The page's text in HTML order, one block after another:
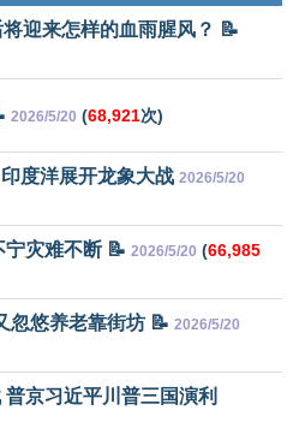
迎来怎样的血雨腥风？ 📝
2026/5/20 (68,921次)
度洋展开龙象大战 2026/5/20
灾难不断 📝 2026/5/20 (66,985
忽悠养老靠街坊 📝 2026/5/20
京习近平川普三国演利